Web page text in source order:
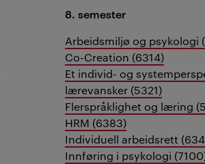
8. semester
Arbeidsmiljø og psykologi
Co-Creation (6314)
Et individ- og
lærevansker (5321)
Flerspråklighet og læring
HRM (6383)
Individuell arbeidsrett
Innføring i psykologi